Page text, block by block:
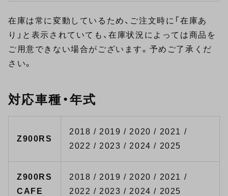
在庫は常に変動しているため、ご注文時に「在庫あ
り」と表示されていても、在庫状況によっては商品を
ご用意できない場合がございます。予めご了承くだ
さい。
対応車種・年式
Z900RS
2018 / 2019 / 2020 / 2021 /
2022 / 2023 / 2024 / 2025
Z900RS
CAFE
2018 / 2019 / 2020 / 2021 /
2022 / 2023 / 2024 / 2025